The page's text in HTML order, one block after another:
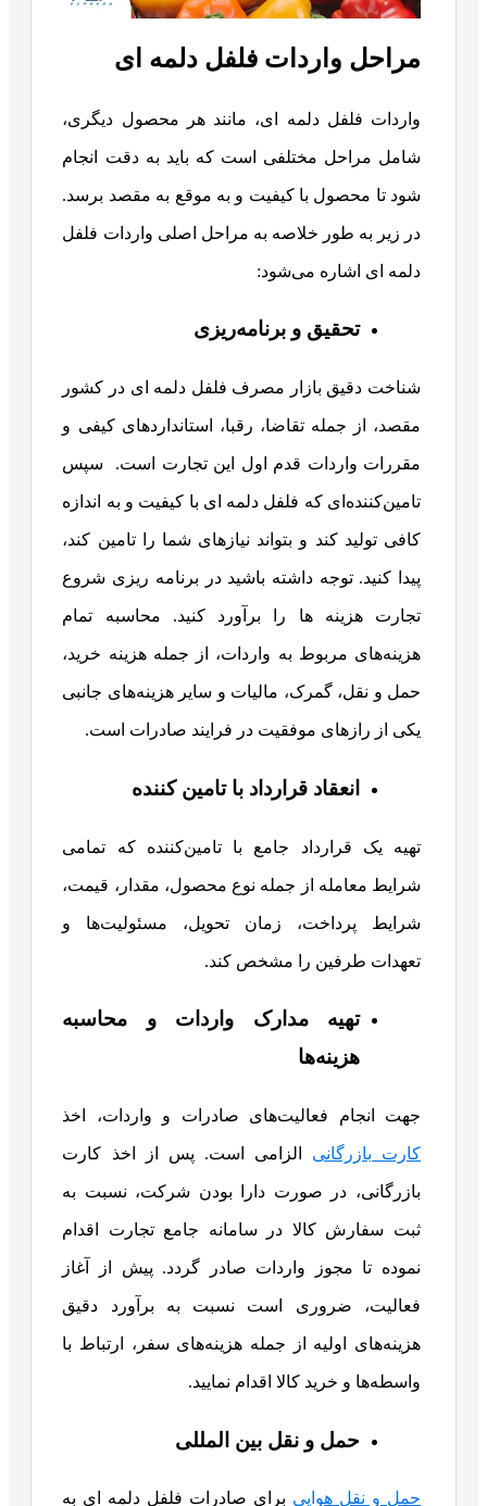
مراحل واردات فلفل دلمه ای
واردات فلفل دلمه ای، مانند هر محصول دیگری،
شامل مراحل مختلفی است که باید به دقت انجام
شود تا محصول با کیفیت و به موقع به مقصد برسد.
در زیر به طور خلاصه به مراحل اصلی واردات فلفل
دلمه ای اشاره می‌شود:
تحقیق و برنامه‌ریزی
شناخت دقیق بازار مصرف فلفل دلمه ای در کشور
مقصد، از جمله تقاضا، رقبا، استانداردهای کیفی و
مقررات واردات قدم اول این تجارت است. سپس
تامین‌کننده‌ای که فلفل دلمه ای با کیفیت و به اندازه
کافی تولید کند و بتواند نیازهای شما را تامین کند،
پیدا کنید. توجه داشته باشید در برنامه ریزی شروع
تجارت هزینه ها را برآورد کنید. محاسبه تمام
هزینه‌های مربوط به واردات، از جمله هزینه خرید،
حمل و نقل، گمرک، مالیات و سایر هزینه‌های جانبی
یکی از رازهای موفقیت در فرایند صادرات است.
انعقاد قرارداد با تامین کننده
تهیه یک قرارداد جامع با تامین‌کننده که تمامی
شرایط معامله از جمله نوع محصول، مقدار، قیمت،
شرایط پرداخت، زمان تحویل، مسئولیت‌ها و
تعهدات طرفین را مشخص کند.
تهیه مدارک واردات و محاسبه
هزینه‌ها
جهت انجام فعالیت‌های صادرات و واردات، اخذ
کارت بازرگانی الزامی است. پس از اخذ کارت
بازرگانی، در صورت دارا بودن شرکت، نسبت به
ثبت سفارش کالا در سامانه جامع تجارت اقدام
نموده تا مجوز واردات صادر گردد. پیش از آغاز
فعالیت، ضروری است نسبت به برآورد دقیق
هزینه‌های اولیه از جمله هزینه‌های سفر، ارتباط با
واسطه‌ها و خرید کالا اقدام نمایید.
حمل و نقل بین المللی
حمل و نقل هوایی برای صادرات فلفل دلمه ای به